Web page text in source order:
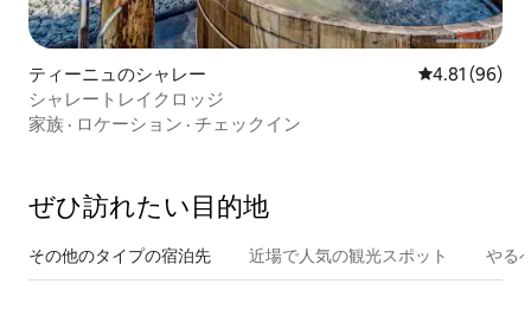
ティーニュのシャレー レビュー96
4.81 (96)
シャレートレイクロッジ
家族 · ロケーション · チェックイン
ぜひ訪⁠れ⁠た⁠い目⁠的⁠地
その他のタ⁠イ⁠プ⁠の宿⁠泊⁠先 近場で人気の観光スポット やる